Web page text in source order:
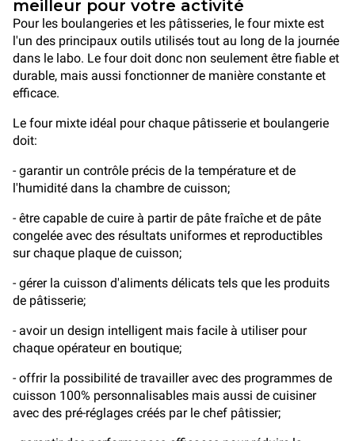
meilleur pour votre activité
Pour les boulangeries et les pâtisseries, le four mixte est
l'un des principaux outils utilisés tout au long de la journée
dans le labo. Le four doit donc non seulement être fiable et
durable, mais aussi fonctionner de manière constante et
efficace.
Le four mixte idéal pour chaque pâtisserie et boulangerie
doit:
- garantir un contrôle précis de la température et de
l'humidité dans la chambre de cuisson;
- être capable de cuire à partir de pâte fraîche et de pâte
congelée avec des résultats uniformes et reproductibles
sur chaque plaque de cuisson;
- gérer la cuisson d'aliments délicats tels que les produits
de pâtisserie;
- avoir un design intelligent mais facile à utiliser pour
chaque opérateur en boutique;
- offrir la possibilité de travailler avec des programmes de
cuisson 100% personnalisables mais aussi de cuisiner
avec des pré-réglages créés par le chef pâtissier;